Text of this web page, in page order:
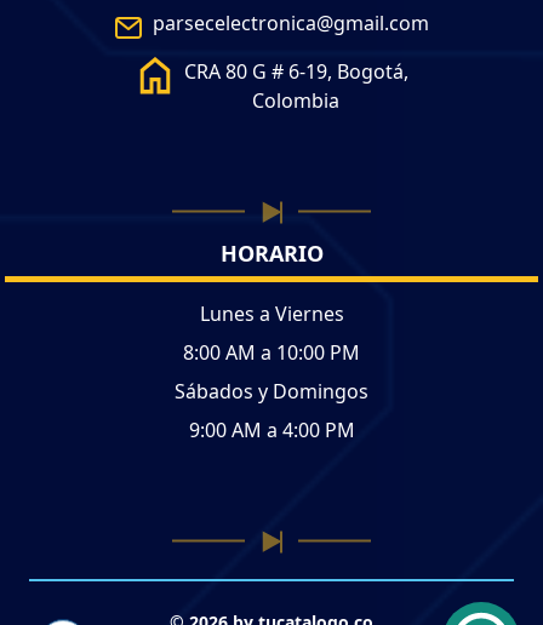
parsecelectronica@gmail.com
CRA 80 G # 6-19, Bogotá,
Colombia
HORARIO
Lunes a Viernes
8:00 AM a 10:00 PM
Sábados y Domingos
9:00 AM a 4:00 PM